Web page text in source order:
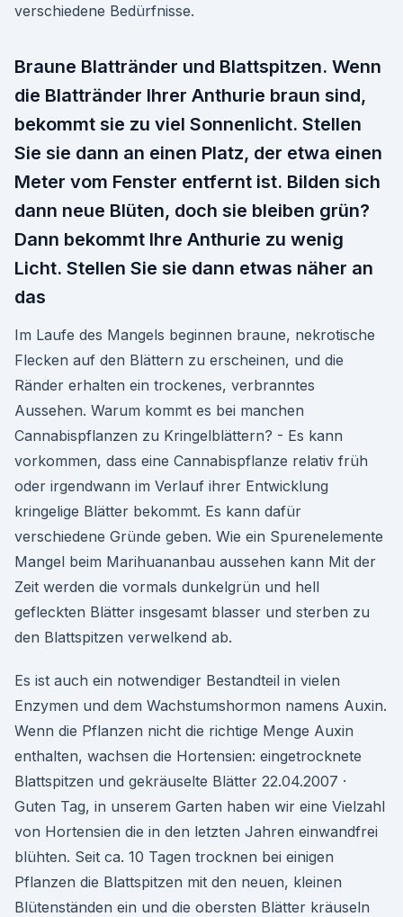
verschiedene Bedürfnisse.
Braune Blattränder und Blattspitzen. Wenn
die Blattränder Ihrer Anthurie braun sind,
bekommt sie zu viel Sonnenlicht. Stellen
Sie sie dann an einen Platz, der etwa einen
Meter vom Fenster entfernt ist. Bilden sich
dann neue Blüten, doch sie bleiben grün?
Dann bekommt Ihre Anthurie zu wenig
Licht. Stellen Sie sie dann etwas näher an
das
Im Laufe des Mangels beginnen braune, nekrotische
Flecken auf den Blättern zu erscheinen, und die
Ränder erhalten ein trockenes, verbranntes
Aussehen. Warum kommt es bei manchen
Cannabispflanzen zu Kringelblättern? - Es kann
vorkommen, dass eine Cannabispflanze relativ früh
oder irgendwann im Verlauf ihrer Entwicklung
kringelige Blätter bekommt. Es kann dafür
verschiedene Gründe geben. Wie ein Spurenelemente
Mangel beim Marihuananbau aussehen kann Mit der
Zeit werden die vormals dunkelgrün und hell
gefleckten Blätter insgesamt blasser und sterben zu
den Blattspitzen verwelkend ab.
Es ist auch ein notwendiger Bestandteil in vielen
Enzymen und dem Wachstumshormon namens Auxin.
Wenn die Pflanzen nicht die richtige Menge Auxin
enthalten, wachsen die Hortensien: eingetrocknete
Blattspitzen und gekräuselte Blätter 22.04.2007 ·
Guten Tag, in unserem Garten haben wir eine Vielzahl
von Hortensien die in den letzten Jahren einwandfrei
blühten. Seit ca. 10 Tagen trocknen bei einigen
Pflanzen die Blattspitzen mit den neuen, kleinen
Blütenständen ein und die obersten Blätter kräuseln